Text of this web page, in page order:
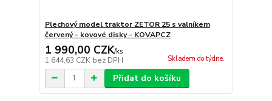
Plechový model traktor ZETOR 25 s valníkem
červený - kovové disky - KOVAPCZ
1 990,00 CZK/ks
1 644,63 CZK bez DPH Skladem do týdne.
Přidat do košíku